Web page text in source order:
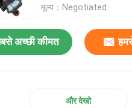
लिए
मूल्य：Negotiated
अच्छी कीमत
और देखो